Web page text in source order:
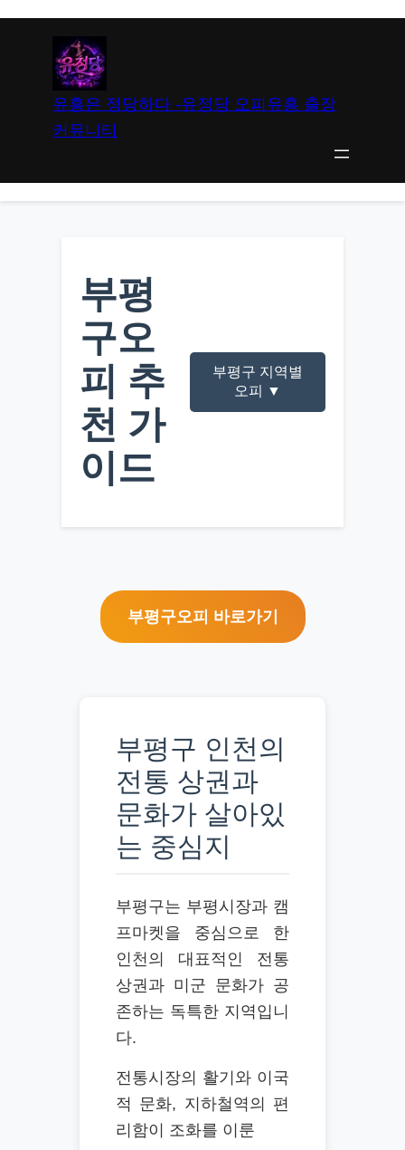
유흥은 정당하다 -유정당 오피유흥 출장
커뮤니티
부평
구오
피 추
천 가
이드
부평구 지역별
오피 ▼
부평구오피 바로가기
부평구 인천의
전통 상권과
문화가 살아있
는 중심지
부평구는 부평시장과 캠
프마켓을 중심으로 한
인천의 대표적인 전통
상권과 미군 문화가 공
존하는 독특한 지역입니
다.
전통시장의 활기와 이국
적 문화, 지하철역의 편
리함이 조화를 이룬